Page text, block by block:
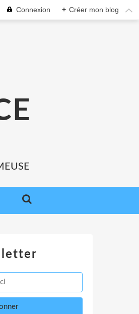
Connexion + Créer mon blog